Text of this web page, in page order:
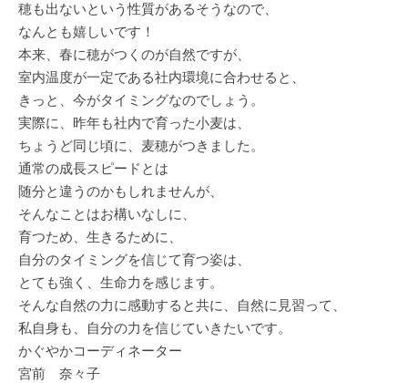
穂も出ないという性質があるそうなので、
なんとも嬉しいです！
本来、春に穂がつくのが自然ですが、
室内温度が一定である社内環境に合わせると、
きっと、今がタイミングなのでしょう。
実際に、昨年も社内で育った小麦は、
ちょうど同じ頃に、麦穂がつきました。
通常の成長スピードとは
随分と違うのかもしれませんが、
そんなことはお構いなしに、
育つため、生きるために、
自分のタイミングを信じて育つ姿は、
とても強く、生命力を感じます。
そんな自然の力に感動すると共に、自然に見習って、
私自身も、自分の力を信じていきたいです。
かぐやかコーディネーター
宮前 奈々子